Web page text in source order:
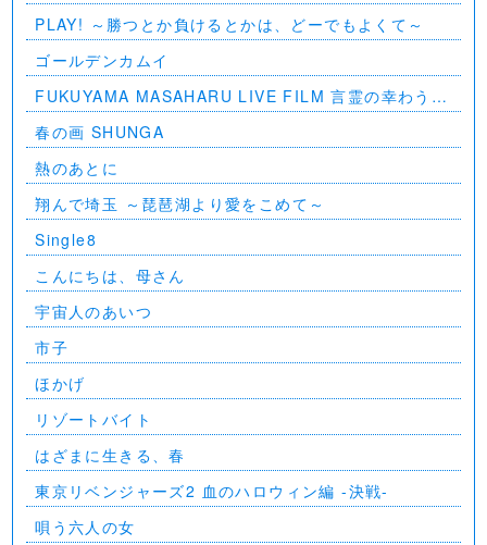
PLAY! ～勝つとか負けるとかは、どーでもよくて～
ゴールデンカムイ
FUKUYAMA MASAHARU LIVE FILM 言霊の幸わう夏
@NIPPON BUDOKAN 2023
春の画 SHUNGA
熱のあとに
翔んで埼玉 ～琵琶湖より愛をこめて～
Single8
こんにちは、母さん
宇宙人のあいつ
市子
ほかげ
リゾートバイト
はざまに生きる、春
東京リベンジャーズ2 血のハロウィン編 -決戦-
唄う六人の女